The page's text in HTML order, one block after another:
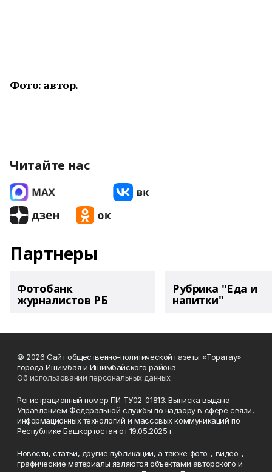
Фото: автор.
Читайте нас
Партнеры
Фотобанк
журналистов РБ
Рубрика "Еда и
напитки"
© 2026 Сайт общественно-политической газеты «Торатау»
города Ишимбая и Ишимбайского района
Об использовании персональных данных
Регистрационный номер ПИ ТУ02-01813. Выписка выдана
Управлением Федеральной службы по надзору в сфере связи,
информационных технологий и массовых коммуникаций по
Республике Башкортостан от 19.05.2025 г.
Новости, статьи, другие публикации, а также фото-, видео-,
графические материалы являются объектами авторского и